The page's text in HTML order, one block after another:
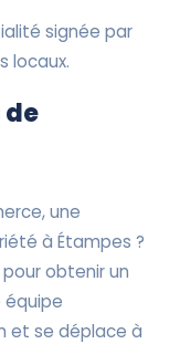
signée par
locaux.
une
à Étampes ?
obtenir un
équipe
et se déplace à